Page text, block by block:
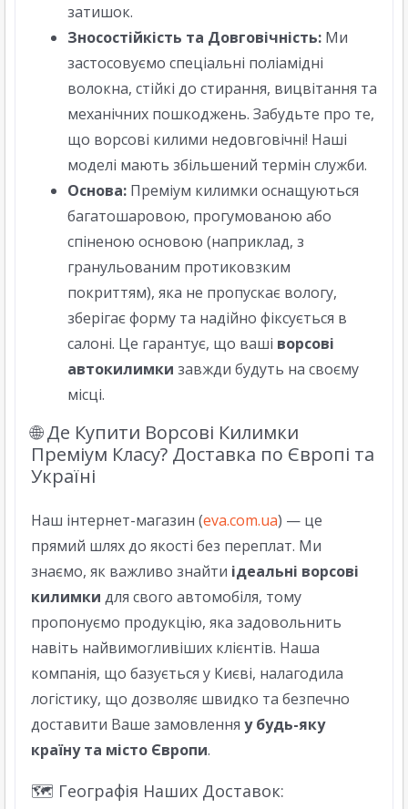
затишок.
Зносостійкість та Довговічність:Ми
застосовуємо спеціальні поліамідні
волокна, стійкі до стирання, вицвітання та
механічних пошкоджень. Забудьте про те,
що ворсові килими недовговічні! Наші
моделі мають збільшений термін служби.
Основа:Преміум килимки оснащуються
багатошаровою, прогумованою або
спіненою основою (наприклад, з
гранульованим протиковзким
покриттям), яка не пропускає вологу,
зберігає форму та надійно фіксується в
салоні. Це гарантує, що ваші ворсові
автокилимки завжди будуть на своєму
місці.
🌐 Де Купити Ворсові Килимки
Преміум Класу? Доставка по Європі та
Україні
Наш інтернет-магазин (eva.com.ua) — це
прямий шлях до якості без переплат. Ми
знаємо, як важливо знайти ідеальні ворсові
килимки для свого автомобіля, тому
пропонуємо продукцію, яка задовольнить
навіть найвимогливіших клієнтів. Наша
компанія, що базується у Києві, налагодила
логістику, що дозволяє швидко та безпечно
доставити Ваше замовлення у будь-яку
країну та місто Європи.
🗺️ Географія Наших Доставок: